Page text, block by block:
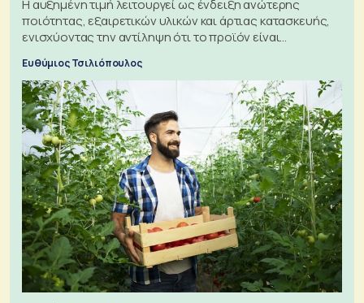
Η αυξημένη τιμή λειτουργεί ως ένδειξη ανώτερης
ποιότητας, εξαιρετικών υλικών και άρτιας κατασκευής,
ενισχύοντας την αντίληψη ότι το προϊόν είναι
Ευθύμιος Τσιλιόπουλος